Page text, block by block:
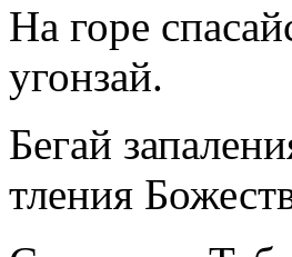
На горе
угонзай.
Бегай
тления